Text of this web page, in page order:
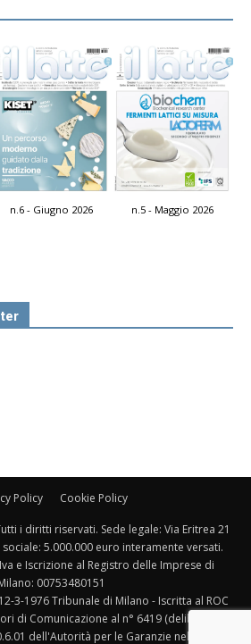
n.6 - Giugno 2026 n.5 - Maggio 2026
Policy Cookie Policy
i diritti riservati. Sede legale: Via Eritrea 21
5.000.000 euro interamente versati.
e Iscrizione al Registro delle Imprese di
00753480151
3-1976 Tribunale di Milano - Iscritta al ROC
di Comunicazione al n° 6419 (delibera
dell'Autorità per le Garanzie nelle